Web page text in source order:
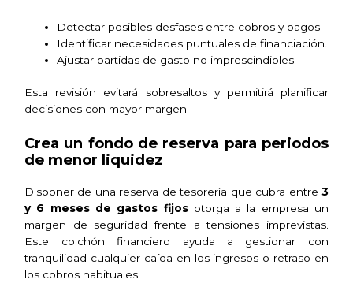
Detectar posibles desfases entre cobros y pagos.
Identificar necesidades puntuales de financiación.
Ajustar partidas de gasto no imprescindibles.
Esta revisión evitará sobresaltos y permitirá planificar
decisiones con mayor margen.
Crea un fondo de reserva para periodos
de menor liquidez
Disponer de una reserva de tesorería que cubra entre 3
y 6 meses de gastos fijosotorga a la empresa un
margen de seguridad frente a tensiones imprevistas.
Este colchón financiero ayuda a gestionar con
tranquilidad cualquier caída en los ingresos o retraso en
los cobros habituales.